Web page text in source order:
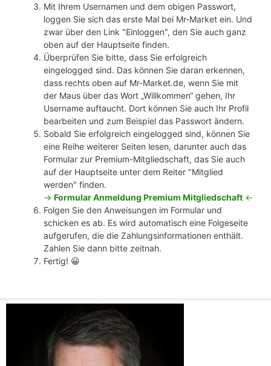
Mit Ihrem Usernamen und dem obigen Passwort,
loggen Sie sich das erste Mal bei Mr-Market ein. Und
zwar über den Link "Einloggen", den Sie auch ganz
oben auf der Hauptseite finden.
Überprüfen Sie bitte, dass Sie erfolgreich
eingelogged sind. Das können Sie daran erkennen,
dass rechts oben auf Mr-Market.de, wenn Sie mit
der Maus über das Wort „Willkommen“ gehen, Ihr
Username auftaucht. Dort können Sie auch Ihr Profil
bearbeiten und zum Beispiel das Passwort ändern.
Sobald Sie erfolgreich eingelogged sind, können Sie
eine Reihe weiterer Seiten lesen, darunter auch das
Formular zur Premium-Mitgliedschaft, das Sie auch
auf der Hauptseite unter dem Reiter "Mitglied
werden" finden.
-> Formular Anmeldung Premium Mitgliedschaft <-
Folgen Sie den Anweisungen im Formular und
schicken es ab. Es wird automatisch eine Folgeseite
aufgerufen, die die Zahlungsinformationen enthält.
Zahlen Sie dann bitte zeitnah.
Fertig! 😀